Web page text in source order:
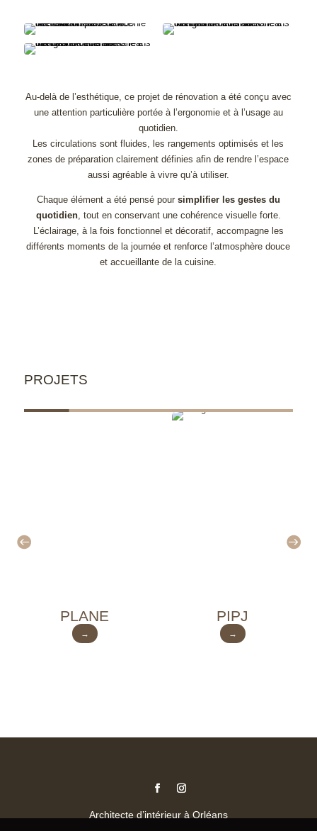
Au-delà de l’esthétique, ce projet de rénovation a été conçu avec
une attention particulière portée à l’ergonomie et à l’usage au
quotidien.
Les circulations sont fluides, les rangements optimisés et les
zones de préparation clairement définies afin de rendre l’espace
aussi agréable à vivre qu’à utiliser.
Chaque élément a été pensé pour simplifier les gestes du
quotidien, tout en conservant une cohérence visuelle forte.
L’éclairage, à la fois fonctionnel et décoratif, accompagne les
différents moments de la journée et renforce l’atmosphère douce
et accueillante de la cuisine.
PROJETS
PLANE
→
PIPJ
→
Architecte d’intérieur à Orléans